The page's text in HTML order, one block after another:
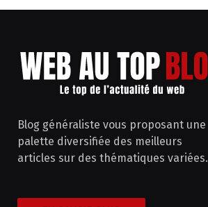
Blog généraliste vous proposant une
palette diversifiée des meilleurs
articles sur des thématiques variées.